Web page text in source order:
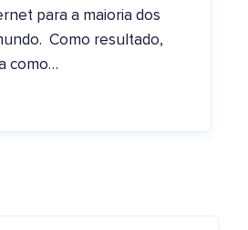
para a maioria dos
Como resultado,
como…